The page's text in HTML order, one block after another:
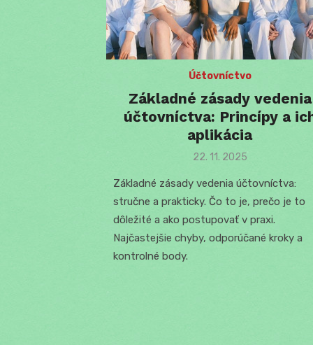
Účtovníctvo
Základné zásady vedenia
účtovníctva: Princípy a
aplikácia
Posted
22. 11. 2025
Základné zásady vedenia účtovníctva:
stručne a prakticky. Čo to je, prečo je to
dôležité a ako postupovať v praxi.
Najčastejšie chyby, odporúčané kroky a
kontrolné body.